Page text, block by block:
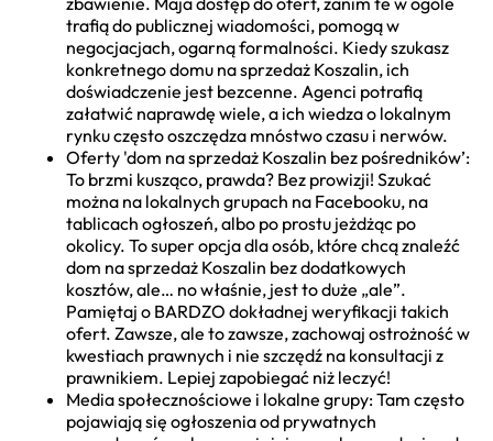
trafią do publicznej wiadomości, pomogą w
negocjacjach, ogarną formalności. Kiedy szukasz
konkretnego domu na sprzedaż Koszalin, ich
doświadczenie jest bezcenne. Agenci potrafią
załatwić naprawdę wiele, a ich wiedza o lokalnym
rynku często oszczędza mnóstwo czasu i nerwów.
Oferty 'dom na sprzedaż Koszalin bez pośredników’:
To brzmi kusząco, prawda? Bez prowizji! Szukać
można na lokalnych grupach na Facebooku, na
tablicach ogłoszeń, albo po prostu jeżdżąc po
okolicy. To super opcja dla osób, które chcą znaleźć
dom na sprzedaż Koszalin bez dodatkowych
kosztów, ale… no właśnie, jest to duże „ale”.
Pamiętaj o BARDZO dokładnej weryfikacji takich
ofert. Zawsze, ale to zawsze, zachowaj ostrożność w
kwestiach prawnych i nie szczędź na konsultacji z
prawnikiem. Lepiej zapobiegać niż leczyć!
Media społecznościowe i lokalne grupy: Tam często
pojawiają się ogłoszenia od prywatnych